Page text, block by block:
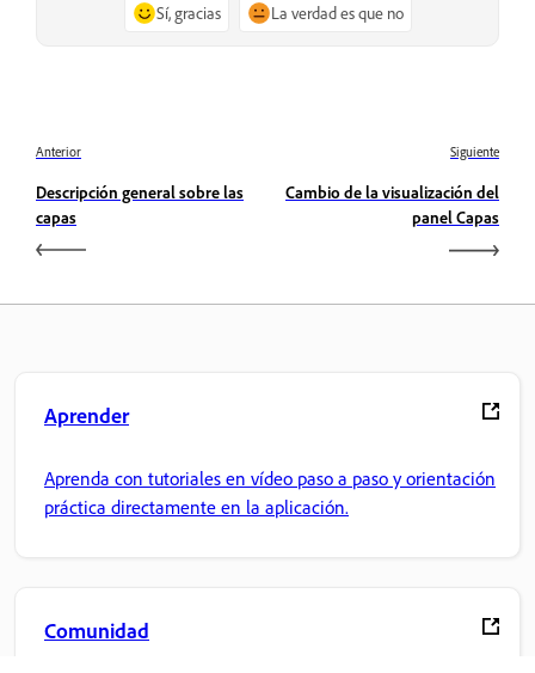
Sí, gracias La verdad es que no
Anterior
Descripción general sobre las
capas
Siguiente
Cambio de la visualización del
panel Capas
Aprender
Aprenda con tutoriales en vídeo paso a paso y orientación
práctica directamente en la aplicación.
Comunidad